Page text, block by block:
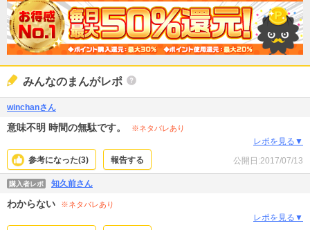
みんなのまんがレポ
winchanさん
意味不明 時間の無駄です。 ※ネタバレあり
レポを見る▼
参考になった(3) 報告する 公開日:2017/07/13
購入者レポ 知久前さん
わからない ※ネタバレあり
レポを見る▼